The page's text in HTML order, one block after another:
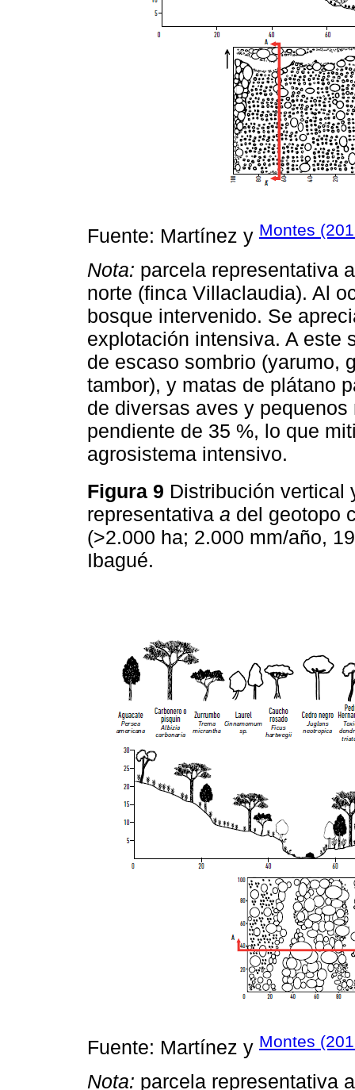
Fuente: Martínez y Montes
Nota: parcela representativa
norte (finca Villaclaudia). Al
bosque intervenido. Se
explotación intensiva. A este
de escaso sombrio (yarumo,
tambor), y matas de plátano
de diversas aves y
pendiente de 35 %, lo que
agrosistema intensivo.
Figura 9 Distribución vertical
representativa a del geotopo
(>2.000 ha; 2.000 mm/año,
Ibagué.
Fuente: Martínez y Montes
Nota: parcela representativa